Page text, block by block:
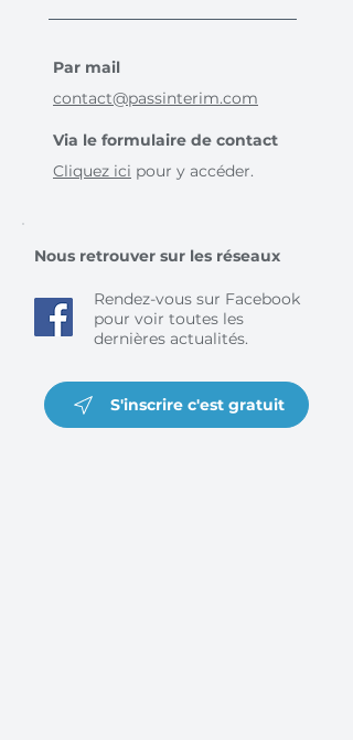
Par mail
contact@passinterim.com
Via le formulaire de contact
Cliquez ici pour y accéder.
Nous retrouver sur les réseaux
Rendez-vous sur Facebook
pour voir toutes les
dernières actualités.
S'inscrire c'est gratuit